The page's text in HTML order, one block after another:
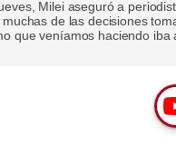
Milei aseguró a
de las decisiones
que veníamos haciendo